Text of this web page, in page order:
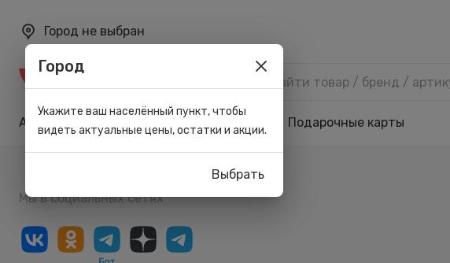
Город не выбран
Акции Карта лояльности Подарочные карты
Мы в социальных сетях
Город
Укажите ваш населённый пункт, чтобы
видеть актуальные цены, остатки и акции.
Выбрать